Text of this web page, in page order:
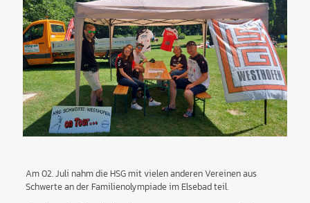
Am 02. Juli nahm die HSG mit vielen anderen Vereinen aus
Schwerte an der Familienolympiade im Elsebad teil.